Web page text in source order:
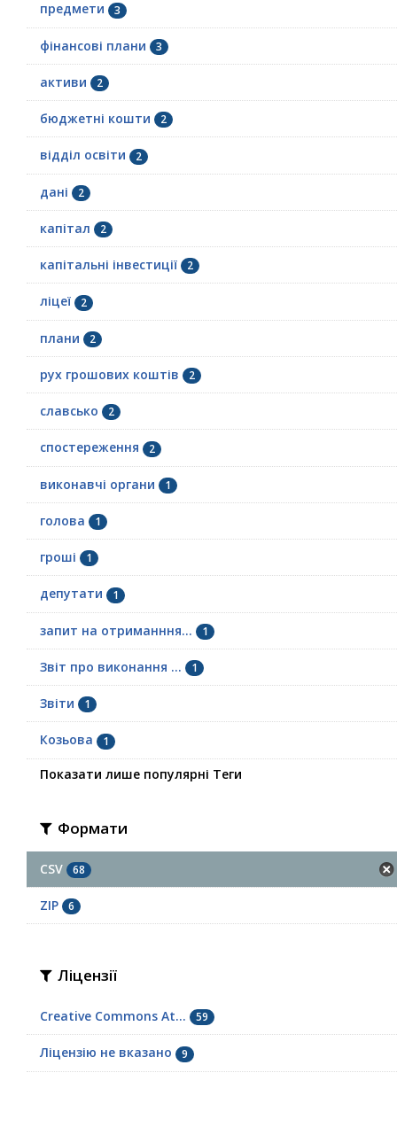
предмети 3
фінансові плани 3
активи 2
бюджетні кошти 2
відділ освіти 2
дані 2
капітал 2
капітальні інвестиції 2
ліцеї 2
плани 2
рух грошових коштів 2
славсько 2
спостереження 2
виконавчі органи 1
голова 1
гроші 1
депутати 1
запит на отриманння... 1
Звіт про виконання ... 1
Звіти 1
Козьова 1
Показати лише популярні Теги
Формати
CSV 68
ZIP 6
Ліцензії
Creative Commons At... 59
Ліцензію не вказано 9